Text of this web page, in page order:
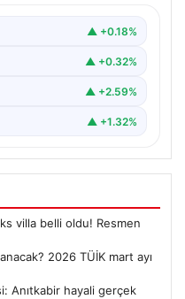
▲ +0.18%
▲ +0.32%
▲ +2.59%
▲ +1.32%
villa belli oldu! Resmen
2026 TÜİK mart ayı
Anıtkabir hayali gerçek